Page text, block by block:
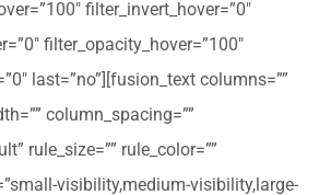
filter_invert_hover=”0″
filter_opacity_hover=”100″
last=”no”][fusion_text columns=””
column_spacing=””
rule_size=”” rule_color=””
visibility,medium-visibility,large-